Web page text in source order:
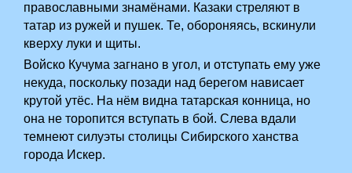
православными знамёнами. Казаки стреляют в
татар из ружей и пушек. Те, обороняясь, вскинули
кверху луки и щиты.
Войско Кучума загнано в угол, и отступать ему уже
некуда, поскольку позади над берегом нависает
крутой утёс. На нём видна татарская конница, но
она не торопится вступать в бой. Слева вдали
темнеют силуэты столицы Сибирского ханства
города Искер.